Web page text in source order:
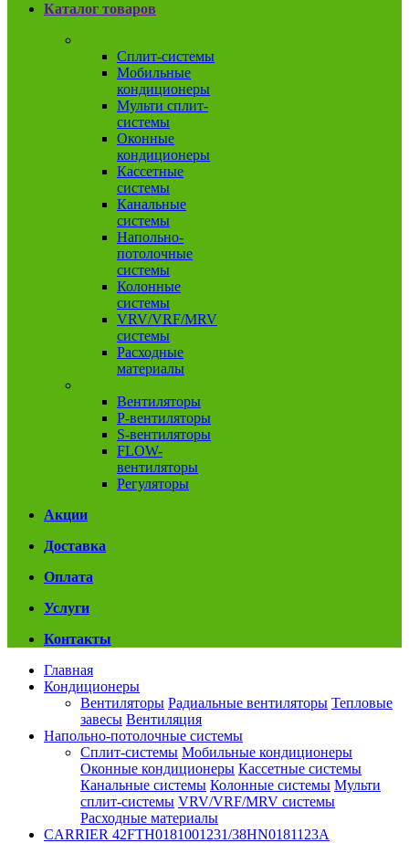
Каталог товаров
Сплит-системы
Мобильные
кондиционеры
Мульти сплит-
системы
Оконные
кондиционеры
Кассетные
системы
Канальные
системы
Напольно-
потолочные
системы
Колонные
системы
VRV/VRF/MRV
системы
Расходные
материалы
Вентиляторы
P-вентиляторы
S-вентиляторы
FLOW-
вентиляторы
Регуляторы
Акции
Доставка
Оплата
Услуги
Контакты
Главная
Кондиционеры
Вентиляторы Радиальные вентиляторы Тепловые
завесы Вентиляция
Напольно-потолочные системы
Сплит-системы Мобильные кондиционеры
Оконные кондиционеры Кассетные системы
Канальные системы Колонные системы Мульти
сплит-системы VRV/VRF/MRV системы
Расходные материалы
CARRIER 42FTH0181001231/38HN0181123A